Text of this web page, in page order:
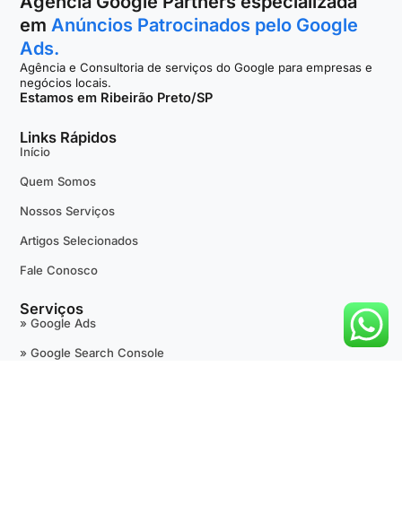
emAnúncios Patrocinados pelo Google
Ads.
Agência e Consultoria de serviços do Google para empresas e
negócios locais.
Estamos em Ribeirão Preto/SP
Links Rápidos
Início
Quem Somos
Nossos Serviços
Artigos Selecionados
Fale Conosco
Serviços
» Google Ads
» Google Search Console